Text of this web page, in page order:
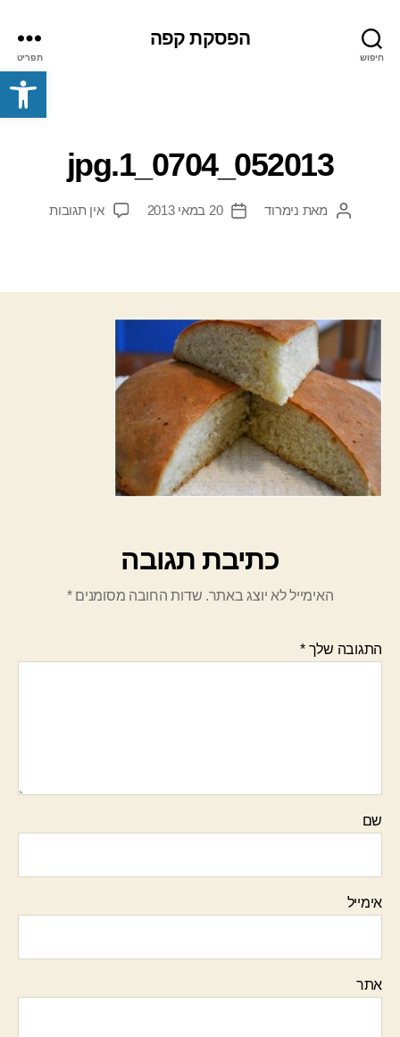
פתח סרגל נגישות
חיפוש
הפסקת קפה
תפריט
052013_0704_1.jpg
המחבר
מאת נימרוד
תאריך
20 במאי 2013 אין תגובותעל
כתיבת תגובה
האימייל לא יוצג באתר. שדות החובה מסומנים*
התגובה שלך*
שם
אימייל
אתר